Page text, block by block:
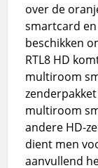
over de
smartcard
beschikken
RTL8 HD
multiroom
multiroom
andere HD-
dient men
aanvullend